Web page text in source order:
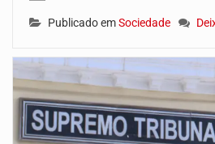
Publicado emSociedade